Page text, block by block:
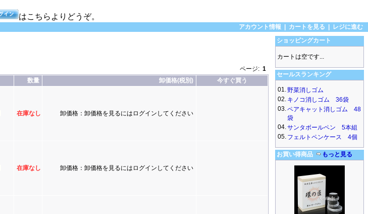
はこちらよりどうぞ。
アカウント情報 カートを見る
レジに進む
ページ: 1
数量 卸価格(税別) 今すぐ買う
在庫なし 卸価格：卸価格を見るにはログインしてください
在庫なし 卸価格：卸価格を見るにはログインしてください
ショッピングカート
カートは空です...
セールスランキング
01.野菜消しゴム
02. キノコ消しゴム 36袋
03.ペアキャット消しゴム 48
袋
04.サンタボールペン 5本組
05. フェルトペンケース 4個
お買い得商品 もっと見る